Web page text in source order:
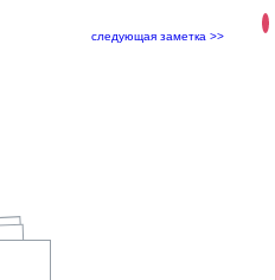
следующая заметка >>